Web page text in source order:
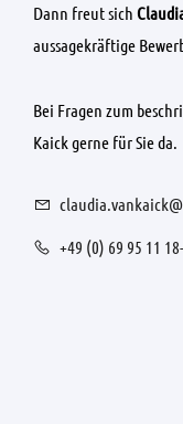
Dann freut sich
aussagekräftige
Bei Fragen zum
Kaick gerne für Sie da.
+49 (0) 69 95 11